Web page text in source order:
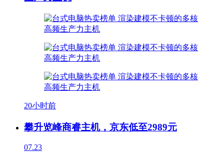
20小时前
攀升览峰商睿主机，京东低至2989元
07.23